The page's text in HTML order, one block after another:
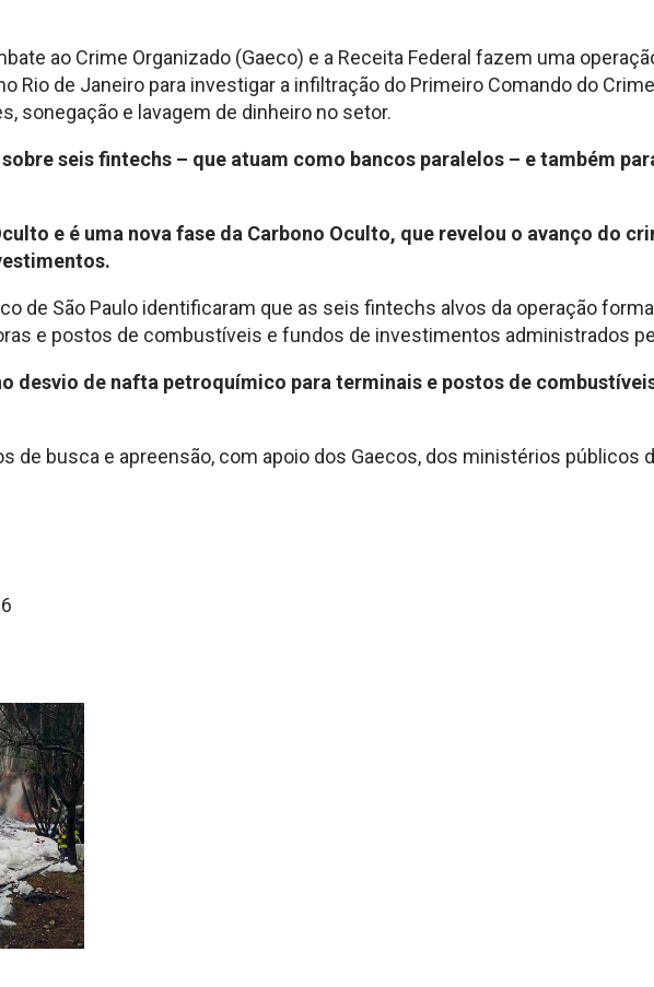
ao Crime Organizado (Gaeco) e a Receita Federal fazem uma
Rio de Janeiro para investigar a infiltração do Primeiro Comando do
sonegação e lavagem de dinheiro no setor.
seis fintechs – que atuam como bancos paralelos – e também
e é uma nova fase da Carbono Oculto, que revelou o avanço do
de São Paulo identificaram que as seis fintechs alvos da operação
e postos de combustíveis e fundos de investimentos administrados
desvio de nafta petroquímico para terminais e postos de
de busca e apreensão, com apoio dos Gaecos, dos ministérios públicos